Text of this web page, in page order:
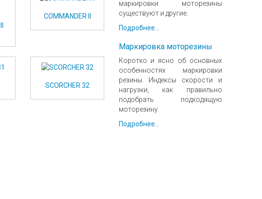
COMMANDER II
SCORCHER 32
маркировки моторезины
существуют и другие.
Подробнее...
Маркировка моторезины
Коротко и ясно об основных
особенностях маркировки
резины. Индексы скорости и
нагрузки, как правильно
подобрать подходящую
моторезину.
Подробнее...